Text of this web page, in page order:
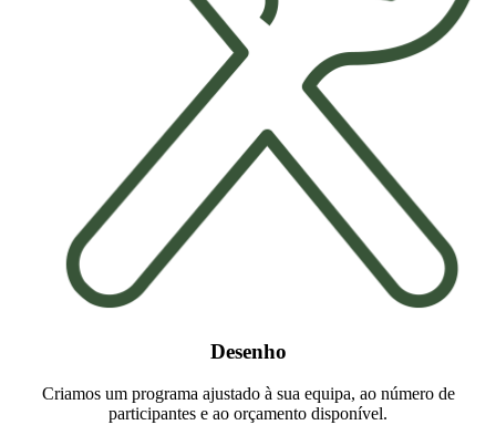
Desenho
Criamos um programa ajustado à sua equipa, ao número de
participantes e ao orçamento disponível.